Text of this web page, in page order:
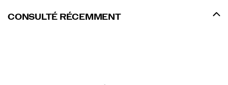
CONSULTÉ RÉCEMMENT